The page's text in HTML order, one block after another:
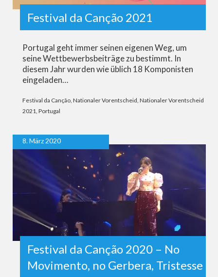
Festival da Canção 2021
Portugal geht immer seinen eigenen Weg, um
seine Wettbewerbsbeiträge zu bestimmt. In
diesem Jahr wurden wie üblich 18 Komponisten
eingeladen…
Festival da Canção, Nationaler Vorentscheid Nationaler Vorentscheid
2021 Portugal
8. März 2020
Festival da Canção 2020 – No
Movimento, no Gerbera, Tristesse